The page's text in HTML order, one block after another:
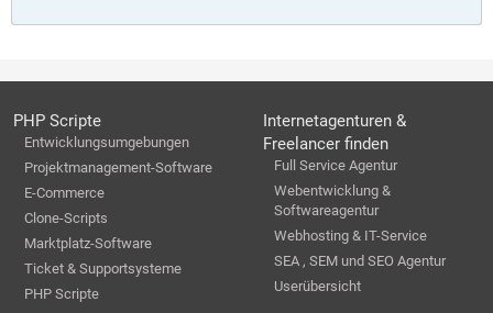
PHP Scripte
Entwicklungsumgebungen
Projektmanagement-Software
E-Commerce
Clone-Scripts
Marktplatz-Software
Ticket & Supportsysteme
PHP Scripte
Internetagenturen &
Freelancer finden
Full Service Agentur
Webentwicklung &
Softwareagentur
Webhosting & IT-Service
SEA , SEM und SEO Agentur
Userübersicht